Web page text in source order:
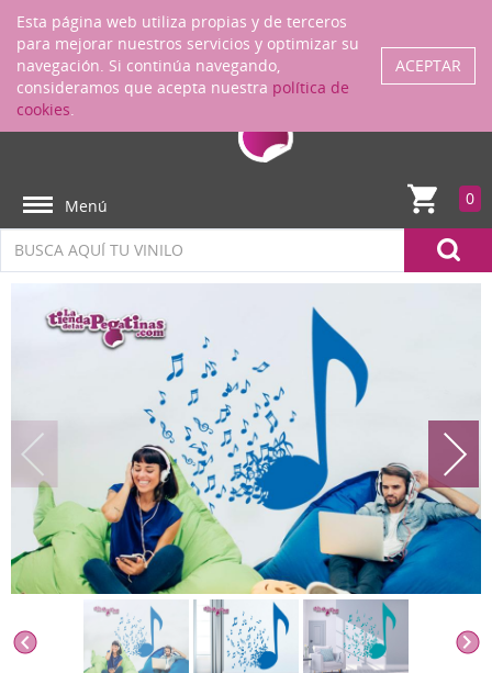
ENTRAR
Menú 0
Esta página web utiliza propias y de terceros
para mejorar nuestros servicios y optimizar su
navegación. Si continúa navegando,
consideramos que acepta nuestra política de
cookies.
ACEPTAR